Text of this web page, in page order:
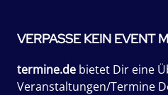
VERPASSE KEIN EVENT
termine.de bietet Dir eine
Veranstaltungen/Termine